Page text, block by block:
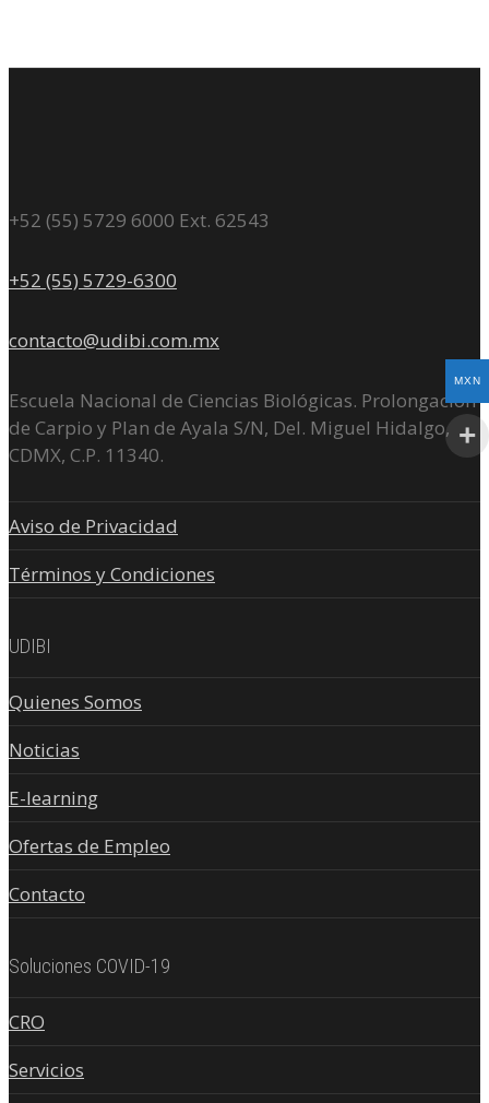
+52 (55) 5729 6000 Ext. 62543
+52 (55) 5729-6300
contacto@udibi.com.mx
Escuela Nacional de Ciencias Biológicas. Prolongación
de Carpio y Plan de Ayala S/N, Del. Miguel Hidalgo,
CDMX, C.P. 11340.
Aviso de Privacidad
Términos y Condiciones
UDIBI
Quienes Somos
Noticias
E-learning
Ofertas de Empleo
Contacto
Soluciones COVID-19
CRO
Servicios
MXN